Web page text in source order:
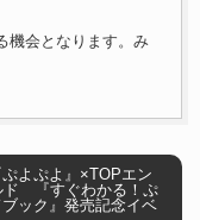
機会となります。み
よぷよ』×TOPエン
ド 『すぐわかる！ぷ
ック』発売記念イベ